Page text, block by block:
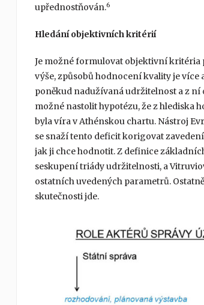
upřednostňován.6
Hledání objektivních kritérií
Je možné formulovat objektivní kritéria
výše, způsobů hodnocení kvality je více
poněkud nadužívaná udržitelnost a z
možné nastolit hypotézu, že z hlediska
byla víra v Athénskou chartu. Nástroj
se snaží tento deficit korigovat
jak ji chce hodnotit. Z definice
seskupení triády udržitelnosti, a
ostatních uvedených parametrů.
skutečnosti jde.